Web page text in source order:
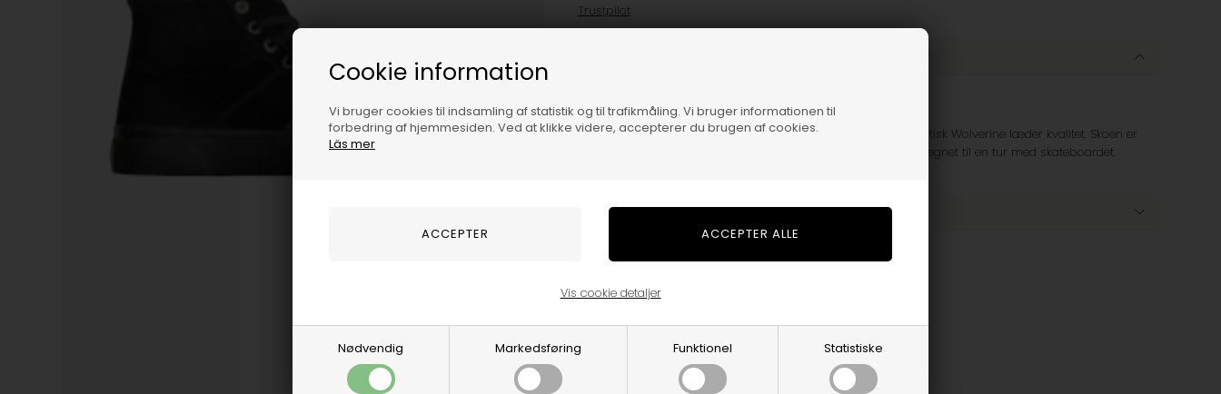
Cookie information
Vi bruger cookies til indsamling af statistik og til trafikmåling. Vi bruger informationen til
forbedring af hjemmesiden. Ved at klikke videre, accepterer du brugen af cookies.
Läs mer
Nødvendig Markedsføring Funktionel Statistiske
Vis cookie detaljer
Trustpilot
Mega cool sneakers fra Globe. Skoen er lavet i en helt fantastisk Wolverine læder kvalitet. Skoen er
højskaftet og har en robust sort gummisål, som gør den velegnet til en tur med skateboardet.
Størrelsesguide
Varenummer: